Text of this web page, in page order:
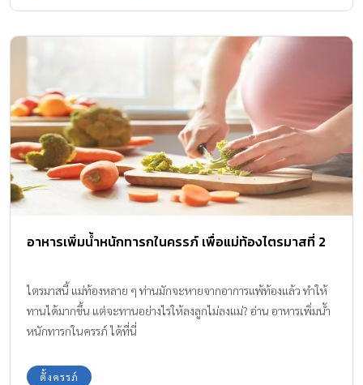
อาหารเพิ่มน้ำหนักทารกในครรภ์ เพื่อแม่ท้องไตรมาสที่ 2
ไตรมาสนี้ แม่ท้องหลาย ๆ ท่านมักจะหายจากอาการแพ้ท้องแล้ว ทำให้
ทานได้มากขึ้น แต่จะทานอย่างไรให้ลงลูกไม่ลงแม่? อ่าน อาหารเพิ่มน้ำ
หนักทารกในครรภ์ ได้ที่นี่
ตั้งครรภ์